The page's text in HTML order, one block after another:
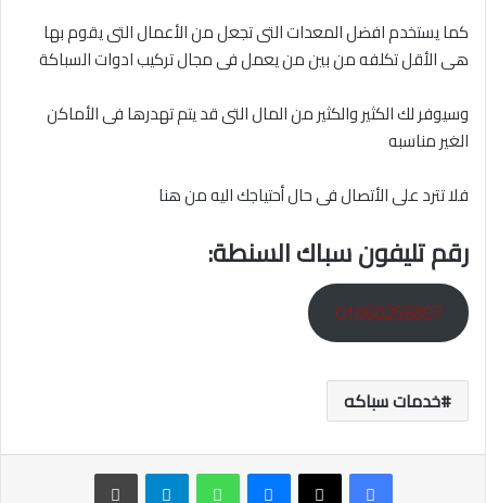
كما يستخدم افضل المعدات التى تجعل من الأعمال التى يقوم بها
هى الأقل تكلفه من بين من يعمل فى مجال تركيب ادوات السباكة
وسيوفر لك الكثير والكثير من المال التى قد يتم تهدرها فى الأماكن
الغير مناسبه
فلا تترد على الأتصال فى حال أحتياجك اليه من هنا
رقم تليفون سباك السنطة:
01060256897
خدمات سباكه
ماسنجر واتساب تيلقرام طباعة